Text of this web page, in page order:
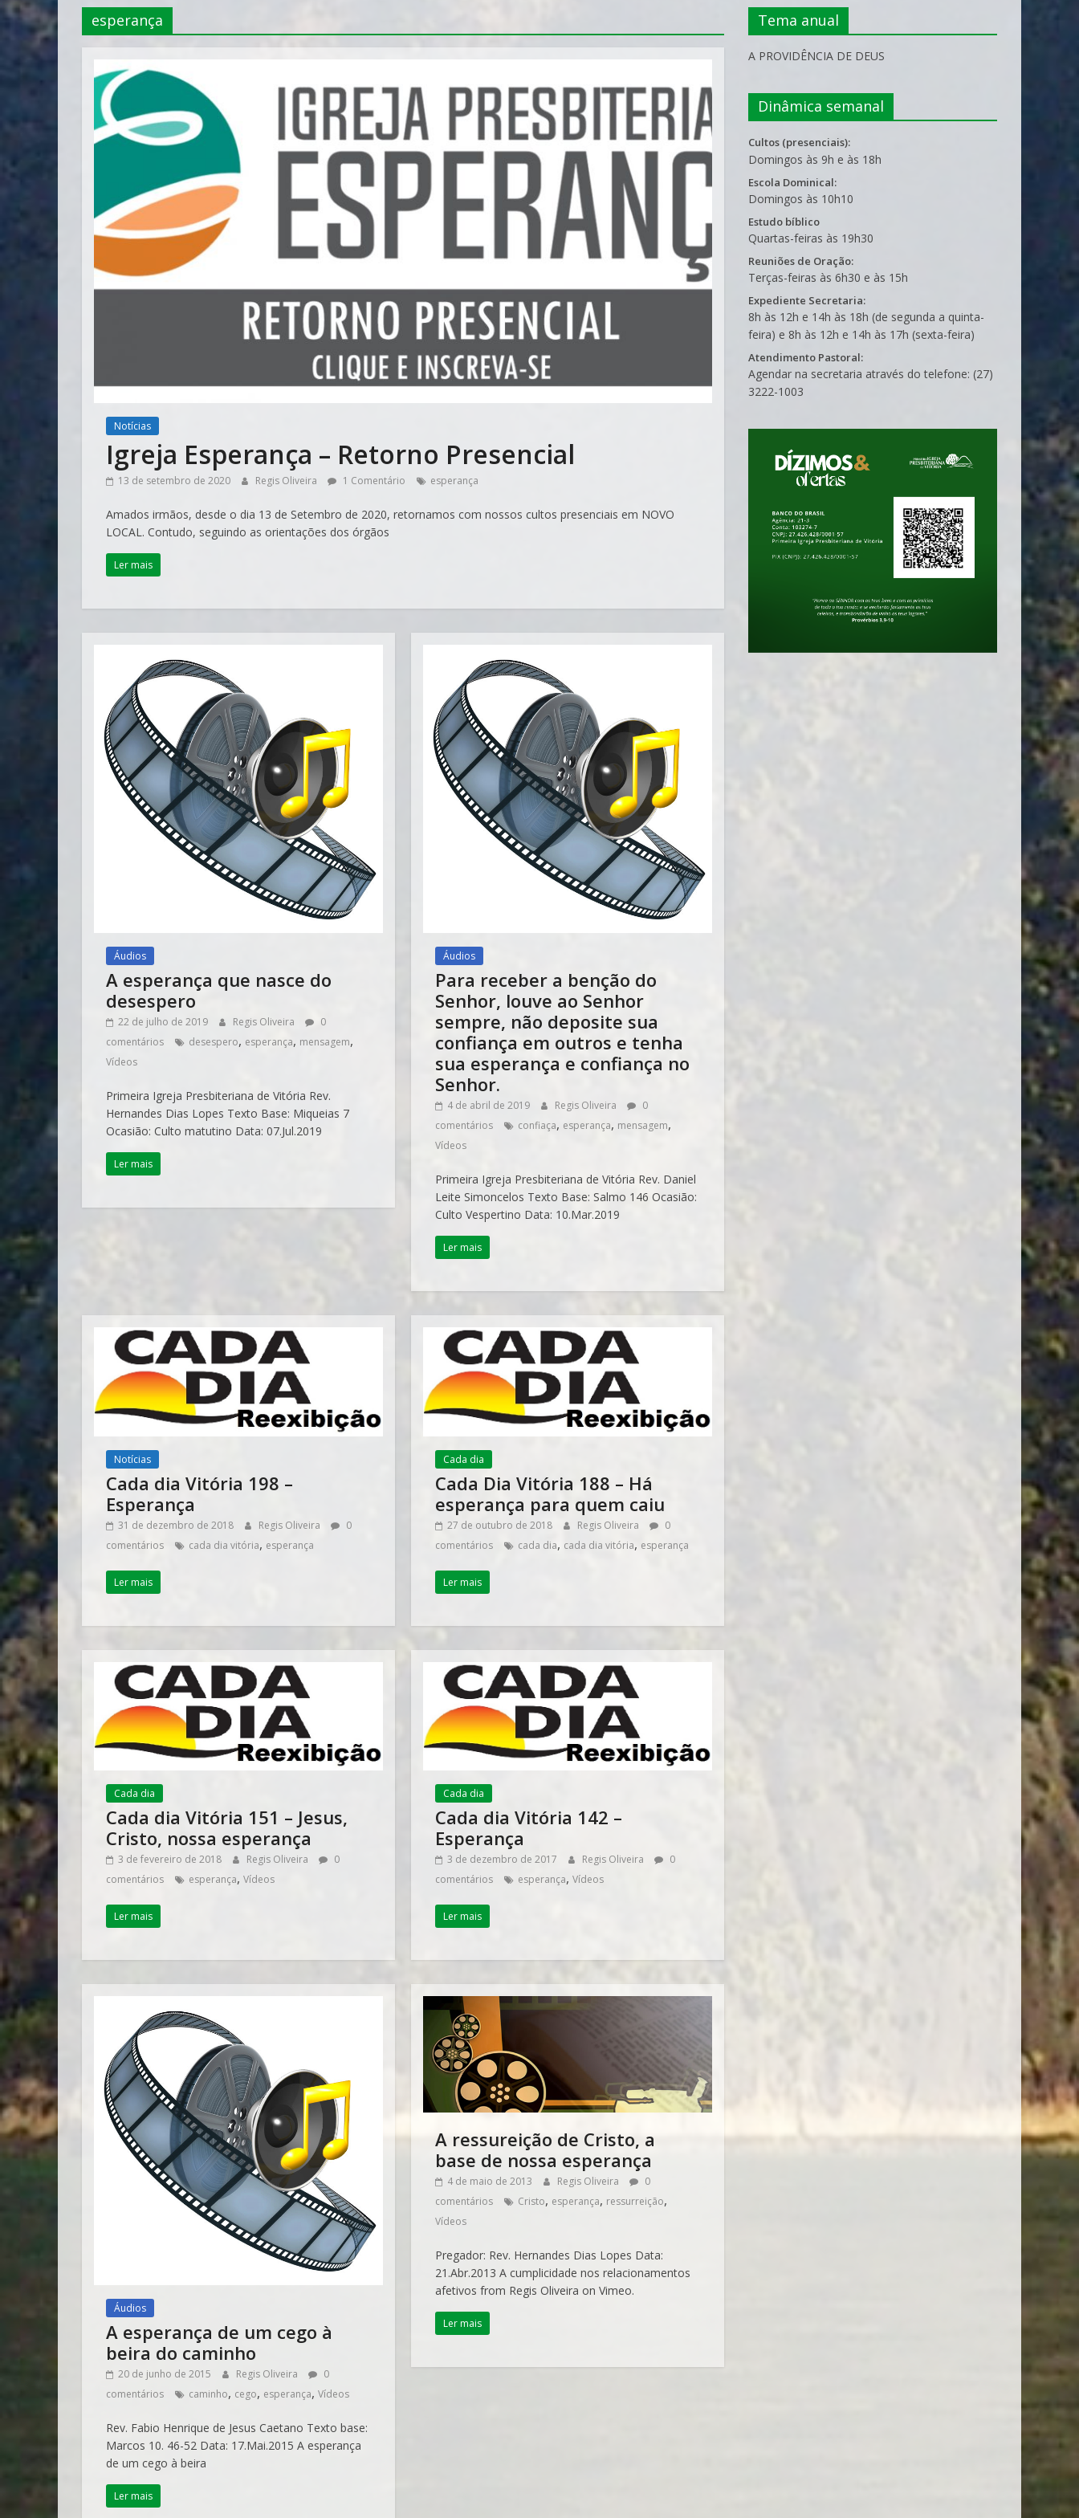
esperança
Notícias
Igreja Esperança – Retorno Presencial
13 de setembro de 2020 Regis Oliveira 1 Comentário esperança
Amados irmãos, desde o dia 13 de Setembro de 2020, retornamos com nossos cultos presenciais em NOVO
LOCAL. Contudo, seguindo as orientações dos órgãos
Ler mais
Áudios
A esperança que nasce do
desespero
22 de julho de 2019 Regis Oliveira
0
comentários
desespero, esperança, mensagem,
Vídeos
Primeira Igreja Presbiteriana de Vitória Rev.
Hernandes Dias Lopes Texto Base: Miqueias 7
Ocasião: Culto matutino Data: 07.Jul.2019
Ler mais
Áudios
Para receber a benção do
Senhor, louve ao Senhor
sempre, não deposite sua
confiança em outros e tenha
sua esperança e confiança no
Senhor.
4 de abril de 2019 Regis Oliveira
0
comentários
confiaça, esperança, mensagem,
Vídeos
Primeira Igreja Presbiteriana de Vitória Rev. Daniel
Leite Simoncelos Texto Base: Salmo 146 Ocasião:
Culto Vespertino Data: 10.Mar.2019
Ler mais
Notícias
Cada dia Vitória 198 –
Esperança
31 de dezembro de 2018 Regis Oliveira
0
comentários
cada dia vitória, esperança
Ler mais
Cada dia
Cada Dia Vitória 188 – Há
esperança para quem caiu
27 de outubro de 2018 Regis Oliveira
0
comentários
cada dia, cada dia vitória, esperança
Ler mais
Cada dia
Cada dia Vitória 151 – Jesus,
Cristo, nossa esperança
3 de fevereiro de 2018 Regis Oliveira
0
comentários
esperança, Vídeos
Ler mais
Cada dia
Cada dia Vitória 142 –
Esperança
3 de dezembro de 2017 Regis Oliveira
0
comentários
esperança,Vídeos
Ler mais
Áudios
A esperança de um cego à
beira do caminho
20 de junho de 2015 Regis Oliveira
0
comentários
caminho, cego, esperança, Vídeos
Rev. Fabio Henrique de Jesus Caetano Texto base:
Marcos 10. 46-52 Data: 17.Mai.2015 A esperança
de um cego à beira
Ler mais
A ressureição de Cristo, a
base de nossa esperança
4 de maio de 2013 Regis Oliveira
0
comentários
Cristo, esperança, ressurreição,
Vídeos
Pregador: Rev. Hernandes Dias Lopes Data:
21.Abr.2013 A cumplicidade nos relacionamentos
afetivos from Regis Oliveira on Vimeo.
Ler mais
Tema anual
A PROVIDÊNCIA DE DEUS
Dinâmica semanal
Cultos (presenciais):
Domingos às 9h e às 18h
Escola Dominical:
Domingos às 10h10
Estudo bíblico
Quartas-feiras às 19h30
Reuniões de Oração:
Terças-feiras às 6h30 e às 15h
Expediente Secretaria:
8h às 12h e 14h às 18h (de segunda a quinta-
feira) e 8h às 12h e 14h às 17h (sexta-feira)
Atendimento Pastoral:
Agendar na secretaria através do telefone: (27)
3222-1003